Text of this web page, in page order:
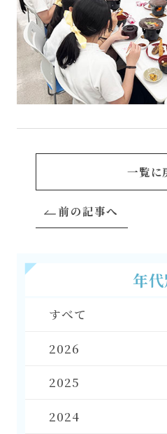
前の記事へ
一覧に
年
すべて
2026
2025
2024